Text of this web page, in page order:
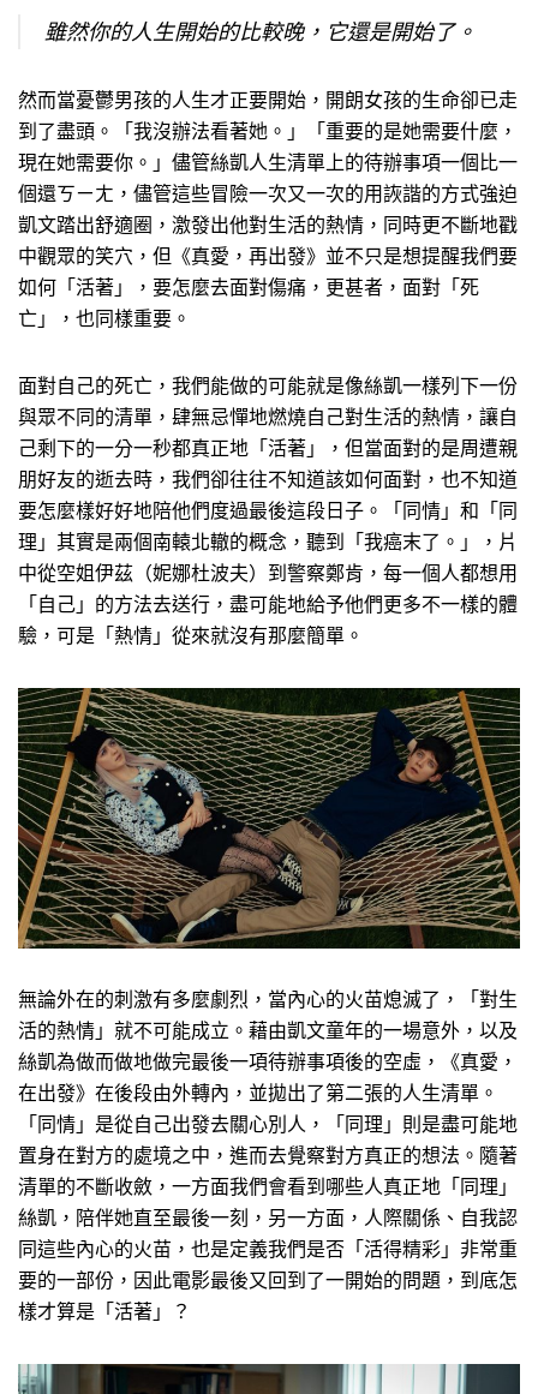
雖然你的人生開始的比較晚，它還是開始了。
然而當憂鬱男孩的人生才正要開始，開朗女孩的生命卻已走
到了盡頭。「我沒辦法看著她。」「重要的是她需要什麼，
現在她需要你。」儘管絲凱人生清單上的待辦事項一個比一
個還ㄎㄧㄤ，儘管這些冒險一次又一次的用詼諧的方式強迫
凱文踏出舒適圈，激發出他對生活的熱情，同時更不斷地戳
中觀眾的笑穴，但《真愛，再出發》並不只是想提醒我們要
如何「活著」，要怎麼去面對傷痛，更甚者，面對「死
亡」，也同樣重要。
面對自己的死亡，我們能做的可能就是像絲凱一樣列下一份
與眾不同的清單，肆無忌憚地燃燒自己對生活的熱情，讓自
己剩下的一分一秒都真正地「活著」，但當面對的是周遭親
朋好友的逝去時，我們卻往往不知道該如何面對，也不知道
要怎麼樣好好地陪他們度過最後這段日子。「同情」和「同
理」其實是兩個南轅北轍的概念，聽到「我癌末了。」，片
中從空姐伊茲（妮娜杜波夫）到警察鄭肯，每一個人都想用
「自己」的方法去送行，盡可能地給予他們更多不一樣的體
驗，可是「熱情」從來就沒有那麼簡單。
無論外在的刺激有多麼劇烈，當內心的火苗熄滅了，「對生
活的熱情」就不可能成立。藉由凱文童年的一場意外，以及
絲凱為做而做地做完最後一項待辦事項後的空虛，《真愛，
在出發》在後段由外轉內，並拋出了第二張的人生清單。
「同情」是從自己出發去關心別人，「同理」則是盡可能地
置身在對方的處境之中，進而去覺察對方真正的想法。隨著
清單的不斷收斂，一方面我們會看到哪些人真正地「同理」
絲凱，陪伴她直至最後一刻，另一方面，人際關係、自我認
同這些內心的火苗，也是定義我們是否「活得精彩」非常重
要的一部份，因此電影最後又回到了一開始的問題，到底怎
樣才算是「活著」？